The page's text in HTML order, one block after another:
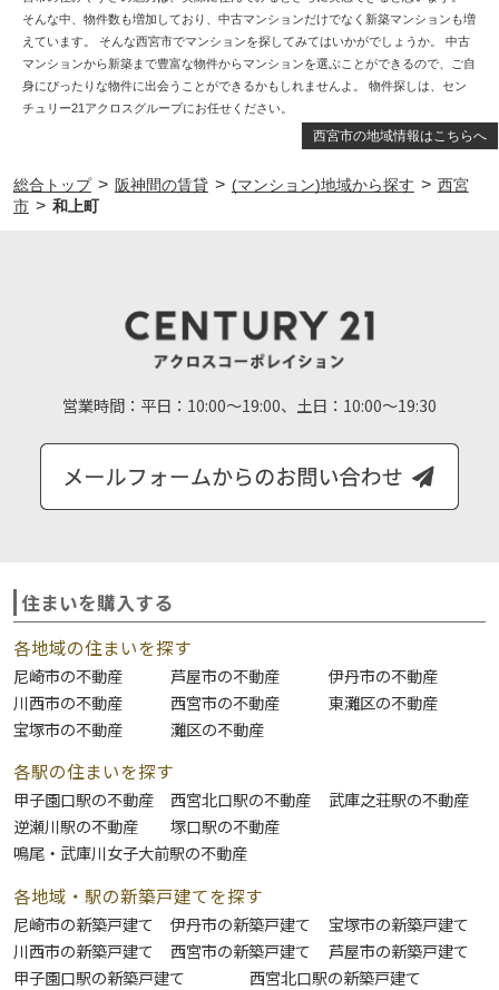
西宮市の地域情報はこちらへ
そんな中、物件数も増加しており、中古マンションだけでなく新築マンションも増
えています。 そんな西宮市でマンションを探してみてはいかがでしょうか。 中古
マンションから新築まで豊富な物件からマンションを選ぶことができるので、ご自
身にぴったりな物件に出会うことができるかもしれませんよ。 物件探しは、セン
チュリー21アクロスグループにお任せください。
総合トップ > 阪神間の賃貸 > (マンション)地域から探す > 西宮
市 > 和上町
営業時間： 平日：10:00～19:00、土日：10:00～19:30
住まいを購入する
各地域の住まいを探す
尼崎市の不動産 芦屋市の不動産
伊丹市の不動産
川西市の不動産
西宮市の不動産
東灘区の不動産
宝塚市の不動産
灘区の不動産
各駅の住まいを探す
甲子園口駅の不動産 西宮北口駅の不動産
武庫之荘駅の不動産
逆瀬川駅の不動産
塚口駅の不動産
鳴尾・武庫川女子大前駅の不動産
各地域・駅の新築戸建てを探す
尼崎市の新築戸建て 伊丹市の新築戸建て
宝塚市の新築戸建て
川西市の新築戸建て
西宮市の新築戸建て
芦屋市の新築戸建て
甲子園口駅の新築戸建て
西宮北口駅の新築戸建て